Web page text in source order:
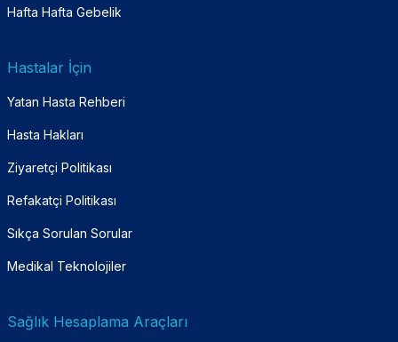
Hafta Hafta Gebelik
Hastalar İçin
Yatan Hasta Rehberi
Hasta Hakları
Ziyaretçi Politikası
Refakatçi Politikası
Sıkça Sorulan Sorular
Medikal Teknolojiler
Sağlık Hesaplama Araçları